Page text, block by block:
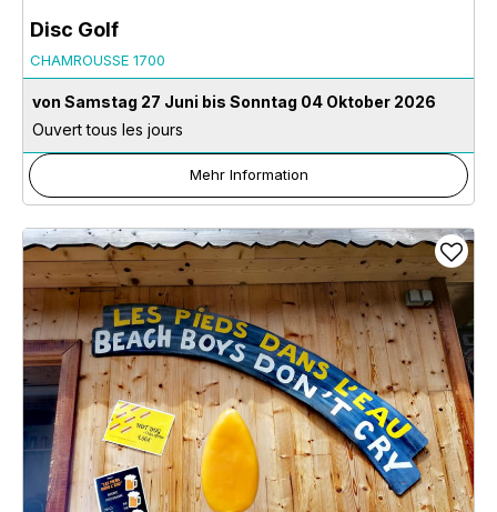
Disc Golf
CHAMROUSSE 1700
von Samstag 27 Juni bis Sonntag 04 Oktober 2026
Ouvert tous les jours
Mehr Information